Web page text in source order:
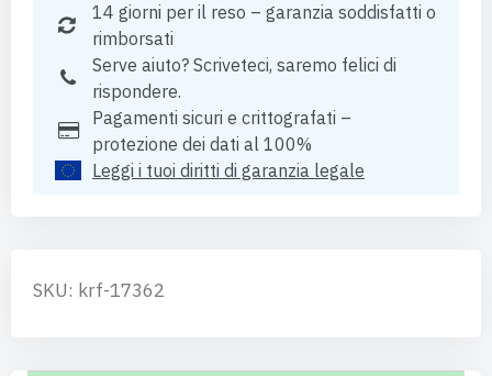
14 giorni per il reso – garanzia soddisfatti o
rimborsati
Serve aiuto? Scriveteci, saremo felici di
rispondere.
Pagamenti sicuri e crittografati –
protezione dei dati al 100%
Leggi i tuoi diritti di garanzia legale
SKU: krf-17362